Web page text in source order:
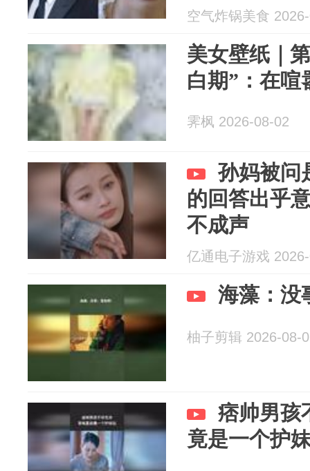
空气炸锅美食
美女壁纸｜
白期”：在喧
霁枫 2026-08-02
孙妈被问
的回答出乎
不成声
亿通电子游戏
海藻：没
柚子剪辑 2026-08-
痞帅男孩
竟是一个护